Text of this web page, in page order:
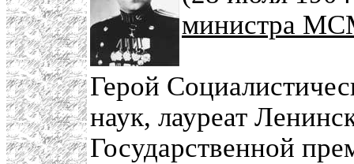
министра
Герой
наук, лауреат
Государственной